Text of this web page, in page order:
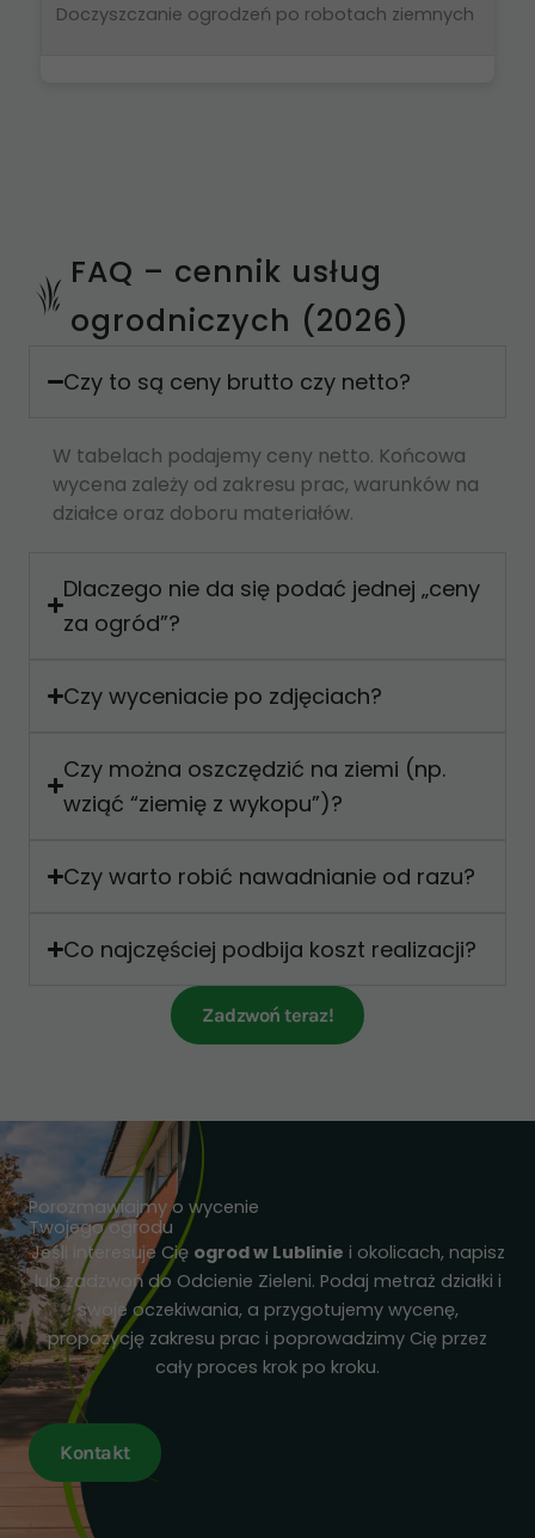
Doczyszczanie ogrodzeń po robotach ziemnych
FAQ – cennik usług
ogrodniczych (2026)
Czy to są ceny brutto czy netto?
W tabelach podajemy ceny netto. Końcowa
wycena zależy od zakresu prac, warunków na
działce oraz doboru materiałów.
Dlaczego nie da się podać jednej „ceny
za ogród”?
Czy wyceniacie po zdjęciach?
Czy można oszczędzić na ziemi (np.
wziąć “ziemię z wykopu”)?
Czy warto robić nawadnianie od razu?
Co najczęściej podbija koszt realizacji?
Zadzwoń teraz!
Porozmawiajmy o wycenie
Twojego ogrodu
Jeśli interesuje Cię ogrod w Lublinie i okolicach, napisz
lub zadzwoń do Odcienie Zieleni. Podaj metraż działki i
swoje oczekiwania, a przygotujemy wycenę,
propozycję zakresu prac i poprowadzimy Cię przez
cały proces krok po kroku.
Kontakt